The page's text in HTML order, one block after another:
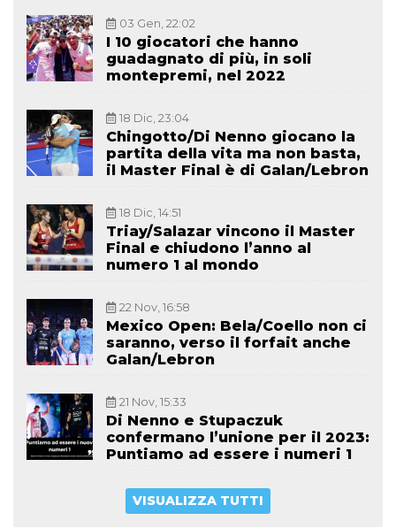
03 Gen, 22:02
I 10 giocatori che hanno
guadagnato di più, in soli
montepremi, nel 2022
18 Dic, 23:04
Chingotto/Di Nenno giocano la
partita della vita ma non basta,
il Master Final è di Galan/Lebron
18 Dic, 14:51
Triay/Salazar vincono il Master
Final e chiudono l’anno al
numero 1 al mondo
22 Nov, 16:58
Mexico Open: Bela/Coello non ci
saranno, verso il forfait anche
Galan/Lebron
21 Nov, 15:33
Di Nenno e Stupaczuk
confermano l’unione per il 2023:
Puntiamo ad essere i numeri 1
VISUALIZZA TUTTI